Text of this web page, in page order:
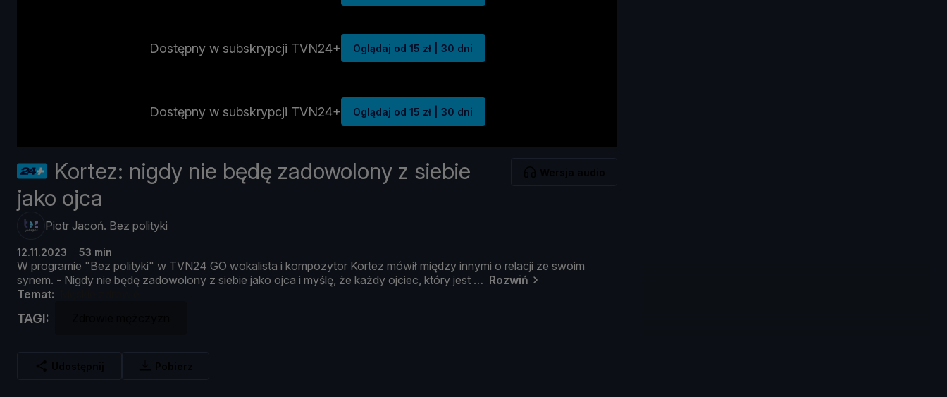
Dostępny w subskrypcji TVN24+ Oglądaj od 15 zł | 30 dni
Dostępny w subskrypcji TVN24+ Oglądaj od 15 zł | 30 dni
Kortez: nigdy nie będę zadowolony z siebie
jako ojca
Piotr Jacoń. Bez polityki
12.11.2023 53 min
W programie "Bez polityki" w TVN24 GO wokalista i kompozytor Kortez mówił między innymi o relacji ze swoim
synem. - Nigdy nie będę zadowolony z siebie jako ojca i myślę, że każdy ojciec, który jest
Rozwiń
Temat:
TAGI: